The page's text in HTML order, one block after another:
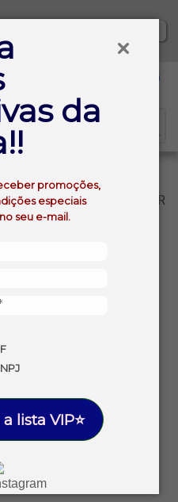
da
promoções,
especiais
seu e-mail.
lista VIP⭐
VOLTAR